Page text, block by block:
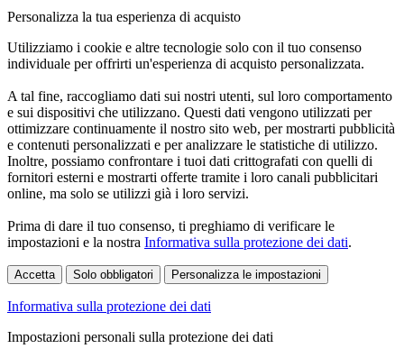
Personalizza la tua esperienza di acquisto
Utilizziamo i cookie e altre tecnologie solo con il tuo consenso
individuale per offrirti un'esperienza di acquisto personalizzata.
A tal fine, raccogliamo dati sui nostri utenti, sul loro comportamento
e sui dispositivi che utilizzano. Questi dati vengono utilizzati per
ottimizzare continuamente il nostro sito web, per mostrarti pubblicità
e contenuti personalizzati e per analizzare le statistiche di utilizzo.
Inoltre, possiamo confrontare i tuoi dati crittografati con quelli di
fornitori esterni e mostrarti offerte tramite i loro canali pubblicitari
online, ma solo se utilizzi già i loro servizi.
Prima di dare il tuo consenso, ti preghiamo di verificare le
impostazioni e la nostra Informativa sulla protezione dei dati.
Accetta Solo obbligatori Personalizza le impostazioni
Informativa sulla protezione dei dati
Impostazioni personali sulla protezione dei dati